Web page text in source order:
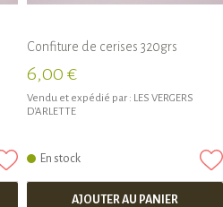
Confiture de cerises 320grs
6,00 €
Vendu et expédié par : LES VERGERS
D'ARLETTE
En stock
AJOUTER AU PANIER